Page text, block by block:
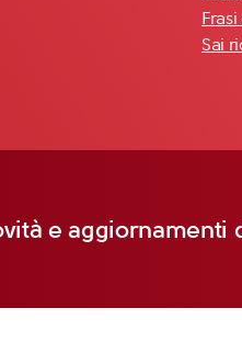
Sai
e aggiornamenti